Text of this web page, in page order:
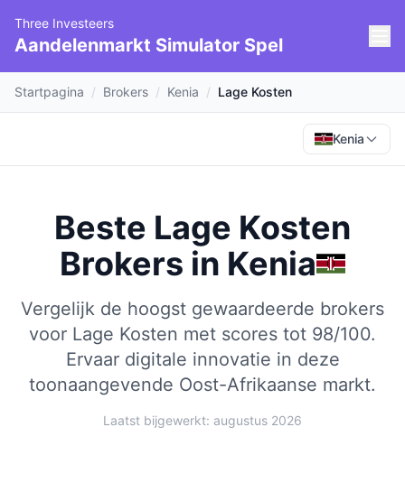
Three Investeers
Aandelenmarkt Simulator Spel
Startpagina / Brokers / Kenia / Lage Kosten
Kenia
Beste Lage Kosten
Brokers in Kenia
Vergelijk de hoogst gewaardeerde brokers
voor Lage Kosten met scores tot 98/100.
Ervaar digitale innovatie in deze
toonaangevende Oost-Afrikaanse markt.
Laatst bijgewerkt: augustus 2026